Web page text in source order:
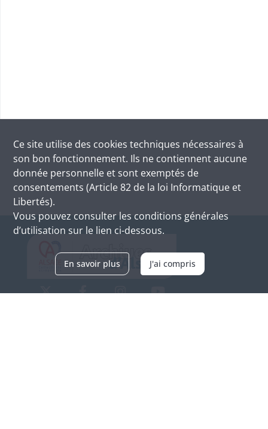
Ce site utilise des cookies techniques nécessaires à
son bon fonctionnement. Ils ne contiennent aucune
donnée personnelle et sont exemptés de
consentements (Article 82 de la loi Informatique et
Libertés).
Vous pouvez consulter les conditions générales
d’utilisation sur le lien ci-dessous.
En savoir plus J'ai compris